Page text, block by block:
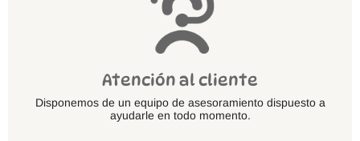
Atención al cliente
Disponemos de un equipo de asesoramiento dispuesto a
ayudarle en todo momento.